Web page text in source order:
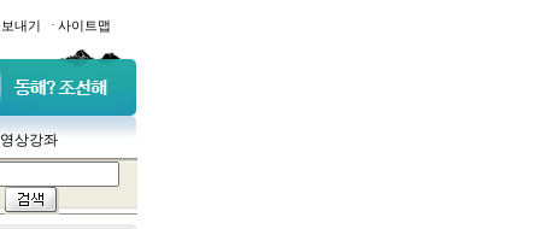
내기 · 사이트맵
상강좌